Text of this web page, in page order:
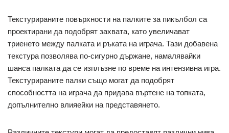
Текстурираните повърхности на палките за пикълбол са
проектирани да подобрят захвата, като увеличават
триенето между палката и ръката на играча. Тази добавена
текстура позволява по-сигурно държане, намалявайки
шанса палката да се изплъзне по време на интензивна игра.
Текстурираните палки също могат да подобрят
способността на играча да придава въртене на топката,
допълнително влияейки на представянето.